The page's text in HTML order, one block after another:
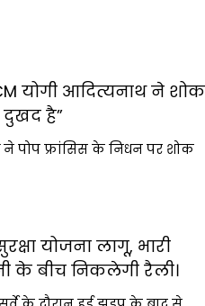
योगी आदित्यनाथ ने शोक
दुखद है”
ने पोप फ्रांसिस के निधन पर शोक
योजना लागू, भारी
के बीच निकलेगी रैली।